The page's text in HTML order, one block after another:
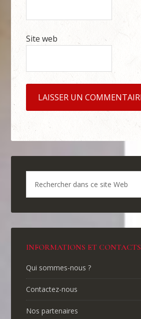
Site web
INFORMATIONS ET CONTACTS
Qui sommes-nous ?
Contactez-nous
Nos partenaires